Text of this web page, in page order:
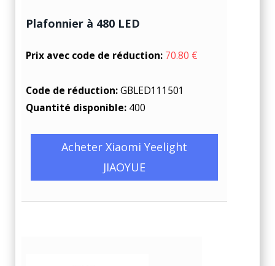
Plafonnier à 480 LED
Prix avec code de réduction: 70.80 €
Code de réduction:GBLED111501
Quantité disponible: 400
Acheter Xiaomi Yeelight
JIAOYUE